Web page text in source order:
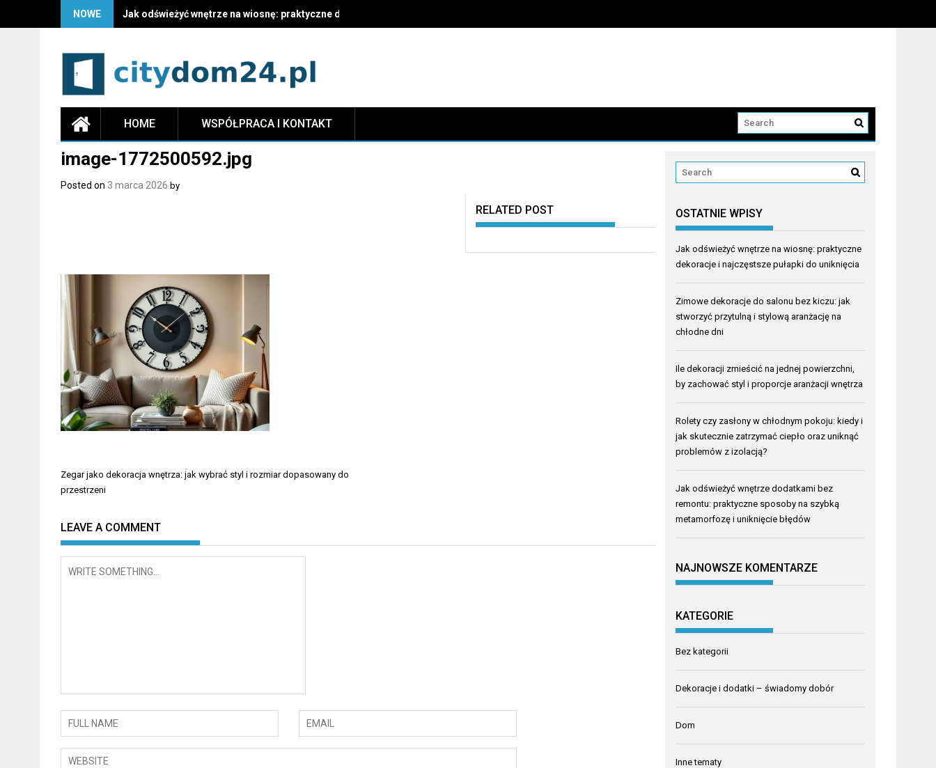
NOWE Jak odświeżyć wnętrze na wiosnę: praktyczne dekoracje i najczęstsze pułapki do uniknięcia
HOME WSPÓŁPRACA I KONTAKT
image-1772500592.jpg
Posted on 3 marca 2026 by
RELATED POST
Nawigacja
wpisu
Zegar jako dekoracja wnętrza: jak wybrać styl i rozmiar dopasowany do
przestrzeni
LEAVE A COMMENT
OSTATNIE WPISY
Jak odświeżyć wnętrze na wiosnę: praktyczne
dekoracje i najczęstsze pułapki do uniknięcia
Zimowe dekoracje do salonu bez kiczu: jak
stworzyć przytulną i stylową aranżację na
chłodne dni
Ile dekoracji zmieścić na jednej powierzchni,
by zachować styl i proporcje aranżacji wnętrza
Rolety czy zasłony w chłodnym pokoju: kiedy i
jak skutecznie zatrzymać ciepło oraz uniknąć
problemów z izolacją?
Jak odświeżyć wnętrze dodatkami bez
remontu: praktyczne sposoby na szybką
metamorfozę i uniknięcie błędów
NAJNOWSZE KOMENTARZE
KATEGORIE
Bez kategorii
Dekoracje i dodatki – świadomy dobór
Dom
Inne tematy